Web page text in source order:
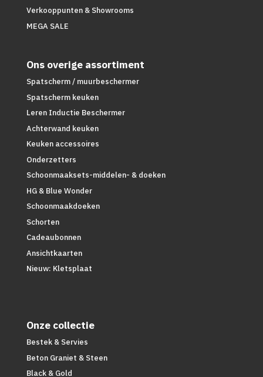
Verkooppunten & Showrooms
MEGA SALE
Ons overige assortiment
Spatscherm / muurbeschermer
Spatscherm keuken
Leren Inductie Beschermer
Achterwand keuken
Keuken accessoires
Onderzetters
Schoonmaaksets-middelen- & doeken
HG & Blue Wonder
Schoonmaakdoeken
Schorten
Cadeaubonnen
Ansichtkaarten
Nieuw: Kletsplaat
Onze collectie
Bestek & Servies
Beton Graniet & Steen
Black & Gold